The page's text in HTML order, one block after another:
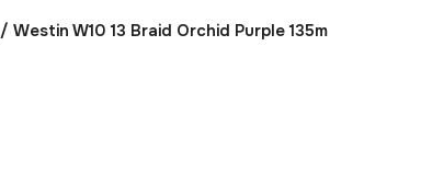
/ Westin W10 13 Braid Orchid Purple 135m